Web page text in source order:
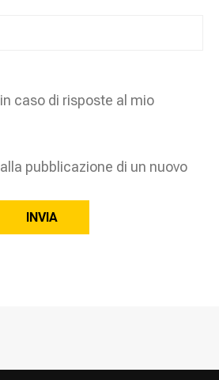
caso di risposte al mio
pubblicazione di un nuovo